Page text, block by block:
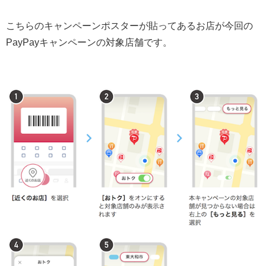
こちらのキャンペーンポスターが貼ってあるお店が今回の
PayPayキャンペーンの対象店舗です。